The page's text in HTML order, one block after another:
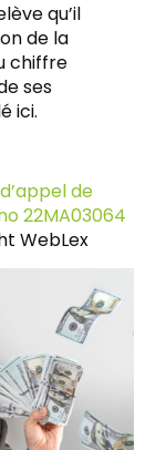
qu’il
de la
chiffre
ses
ici.
de
22MA03064
WebLex